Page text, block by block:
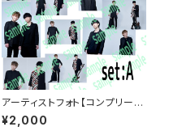
アーティストフォト【コンプリート
セット】
¥2,000